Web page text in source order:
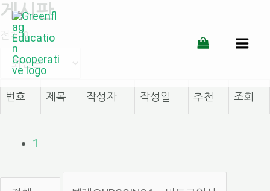
콘
텐
로
게시판
전체 9
번호 제목 작성자 작성일 추천 조회
1